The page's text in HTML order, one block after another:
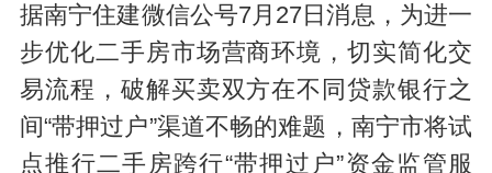
据南宁住建微信公号7月27日消息，为进一
步优化二手房市场营商环境，切实简化交
易流程，破解买卖双方在不同贷款银行之
间“带押过户”渠道不畅的难题，南宁市将试
点推行二手房跨行“带押过户”资金监管服